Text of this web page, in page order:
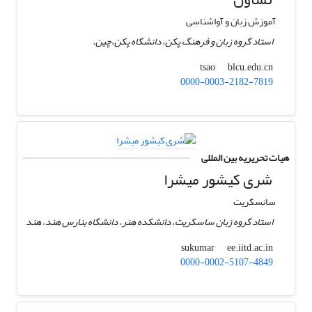
آموزش زبان و آواشناسی
استاد گروه زبان و فرهنگ پکن، دانشگاه پکن،‌چین.
tsao
blcu.edu.cn
0000-0003-2182-7819
هیات تحریریه بین المللی
شری کیشور میشرا
سانسکریت
استاد گروه زبان ساسکریت، دانشکده هنر، دانشگاه بنارس هند، هند
sukumar
ee.iitd.ac.in
0000-0002-5107-4849